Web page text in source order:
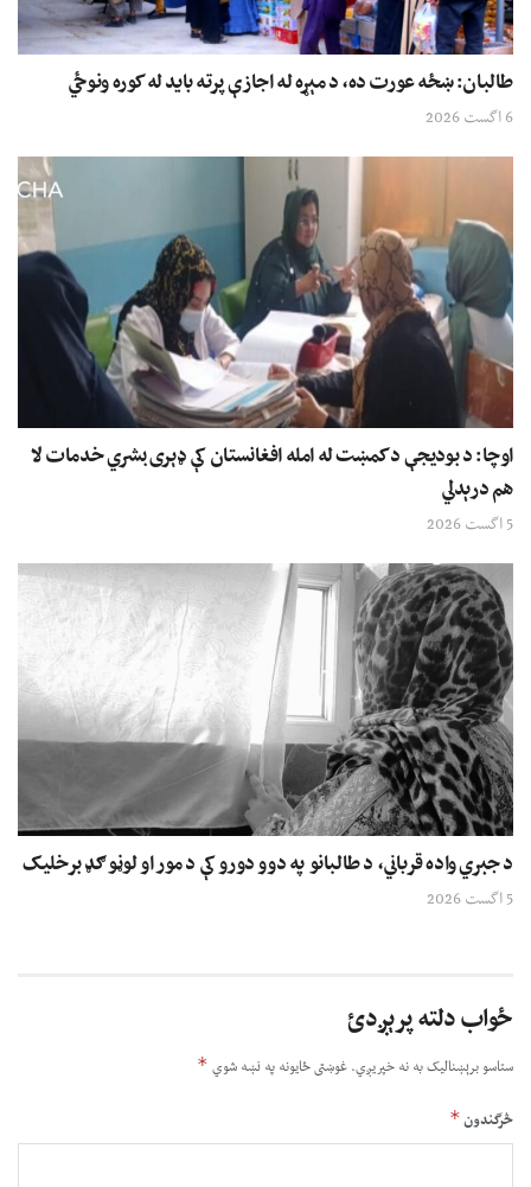
طالبان: ښځه عورت ده، د مېړه له اجازې پرته باید له کوره ونوځي
6 اگست 2026
اوچا: د بودیجې د کمښت له امله افغانستان کې ډېری بشري خدمات لا
هم درېدلي
5 اگست 2026
د جبري واده قرباني، د طالبانو په دوو دورو کې د مور او لوڼو ګډ برخلیک
5 اگست 2026
ځواب دلته پرېږدئ
ستاسو برېښناليک به نه خپريږي.غوښتى ځایونه په نښه شوي *
څرگندون*